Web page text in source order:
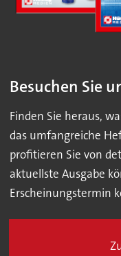
Besuchen Sie
Finden Sie heraus,
das umfangreiche
profitieren Sie von
aktuellste Ausgabe
Erscheinungstermin